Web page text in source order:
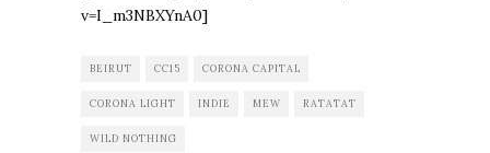
v=I_m3NBXYnA0]
BEIRUT CC15 CORONA CAPITAL
CORONA LIGHT INDIE MEW RATATAT
WILD NOTHING